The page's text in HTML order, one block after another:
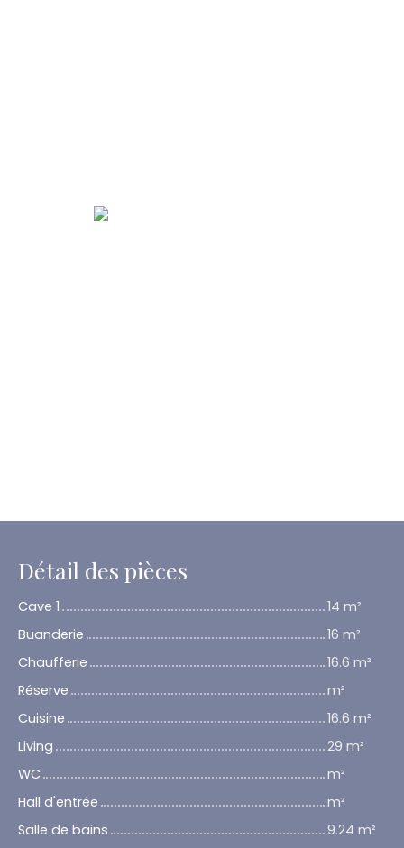
Détail des pièces
Cave 1
14 m²
Buanderie
16 m²
Chaufferie
16.6 m²
Réserve
m²
Cuisine
16.6 m²
Living
29 m²
WC
m²
Hall d'entrée
m²
Salle de bains
9.24 m²